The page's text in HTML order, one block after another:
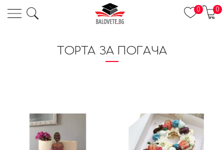
0 0
ТОРТА ЗА ПОГАЧА